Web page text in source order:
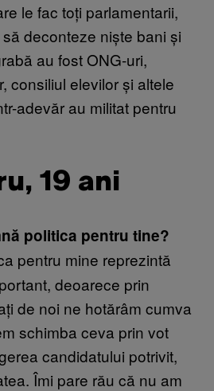
le fac toți parlamentarii,
deconteze niște bani și
au fost ONG-uri,
consiliul elevilor și altele
adevăr au militat pentru
19 ani
politica pentru tine?
pentru mine reprezintă
deoarece prin
de noi ne hotărâm cumva
schimba ceva prin vot
candidatului potrivit,
Îmi pare rău că nu am